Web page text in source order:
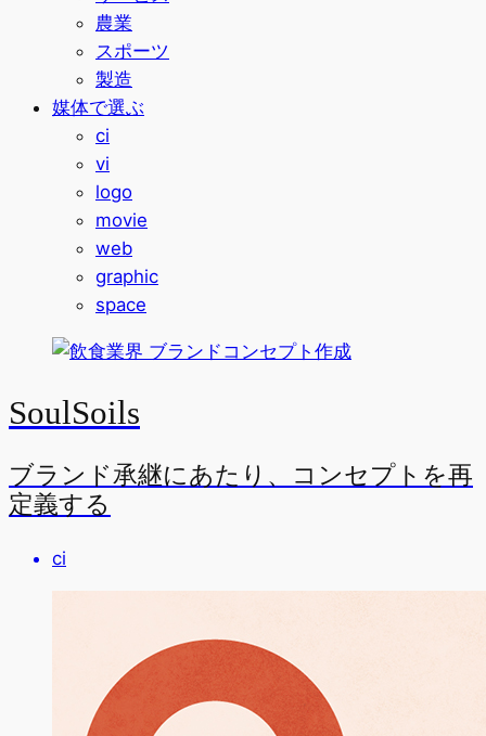
農業
スポーツ
製造
媒体で選ぶ
ci
vi
logo
movie
web
graphic
space
SoulSoils
ブランド承継にあたり、コンセプトを再
定義する
ci